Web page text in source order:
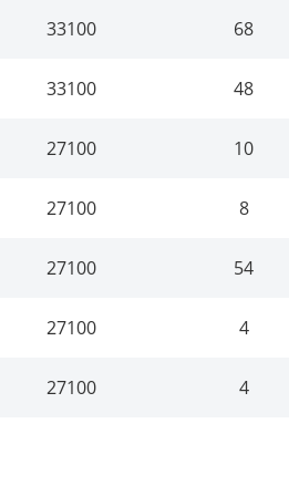
33100 68
33100 48
27100 10
27100 8
27100 54
27100 4
27100 4